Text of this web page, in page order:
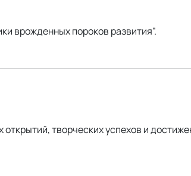
врожденных пороков развития".
творческих успехов и